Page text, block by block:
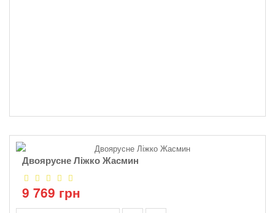
Двоярусне Ліжко Жасмин
9 769 грн